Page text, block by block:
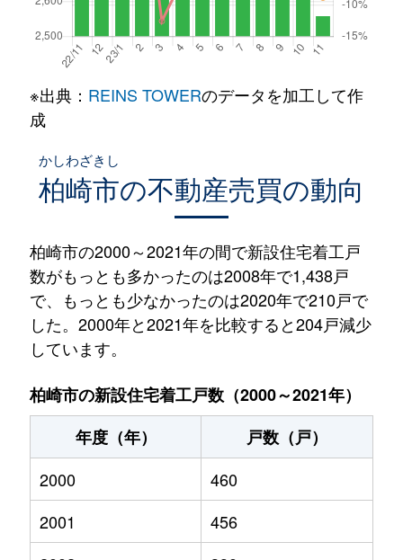
※出典： REINS TOWERのデータを加工して作
成
柏崎市
かしわざきし
の不動産売買の動向
柏崎市の2000～2021年の間で新設住宅着工戸
数がもっとも多かったのは2008年で1,438戸
で、もっとも少なかったのは2020年で210戸で
した。2000年と2021年を比較すると204戸減少
しています。
柏崎市の新設住宅着工戸数（2000～2021年）
年度（年）
戸数（戸）
2000
460
2001
456